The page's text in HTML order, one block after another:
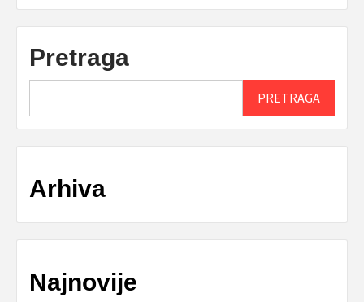
Pretraga
PRETRAGA
Arhiva
Najnovije